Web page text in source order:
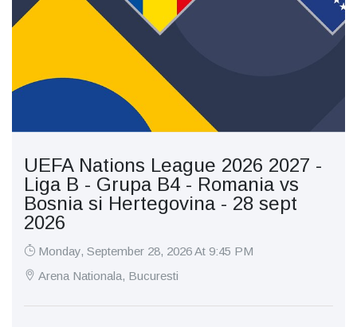
UEFA Nations League 2026 2027 -
Liga B - Grupa B4 - Romania vs
Bosnia si Hertegovina - 28 sept
2026
Monday, September 28, 2026 At 9:45 PM
Arena Nationala, Bucuresti